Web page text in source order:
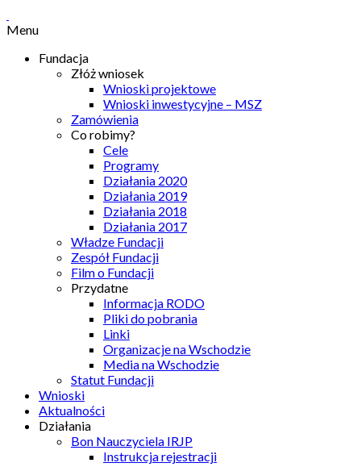
Menu
Fundacja
Złóż wniosek
Wnioski projektowe
Wnioski inwestycyjne – MSZ
Zamówienia
Co robimy?
Cele
Programy
Działania 2020
Działania 2019
Działania 2018
Działania 2017
Władze Fundacji
Zespół Fundacji
Film o Fundacji
Przydatne
Informacja RODO
Pliki do pobrania
Linki
Organizacje na Wschodzie
Media na Wschodzie
Statut Fundacji
Wnioski
Aktualności
Działania
Bon Nauczyciela IRJP
Instrukcja rejestracji